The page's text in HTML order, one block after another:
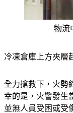
物流
冷凍倉庫上方夾層
全力搶救下，火勢
幸的是，火警發生
並無人員受困或受